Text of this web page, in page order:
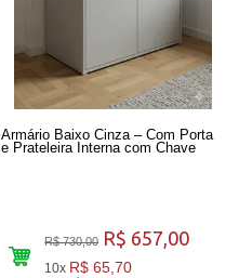
Armário Baixo Cinza – Com Porta
e Prateleira Interna com Chave
R$ 730,00 R$ 657,00
10x R$ 65,70